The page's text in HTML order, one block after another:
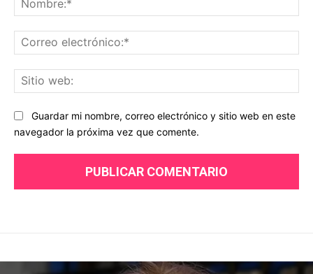
Guardar mi nombre, correo electrónico y sitio web en este
navegador la próxima vez que comente.